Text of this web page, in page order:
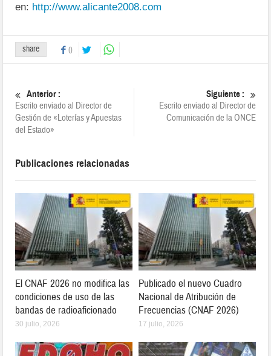
en: http://www.alicante2008.com
share 0
Anterior :
Escrito enviado al Director de
Gestión de «Loterías y Apuestas
del Estado»
Siguiente :
Escrito enviado al Director de
Comunicación de la ONCE
Publicaciones relacionadas
El CNAF 2026 no modifica las
condiciones de uso de las
bandas de radioaficionado
30 julio, 2026
Publicado el nuevo Cuadro
Nacional de Atribución de
Frecuencias (CNAF 2026)
17 julio, 2026